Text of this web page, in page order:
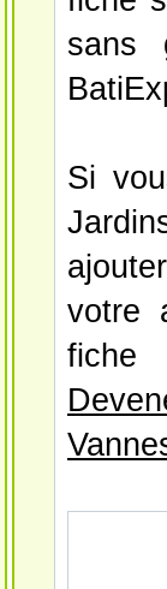
sans
Si
votre
fiche